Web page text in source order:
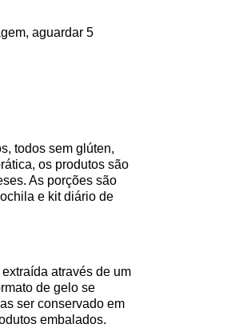
aguardar 5
todos sem glúten,
os produtos são
As porções são
e kit diário de
através de um
de gelo se
ser conservado em
embalados.